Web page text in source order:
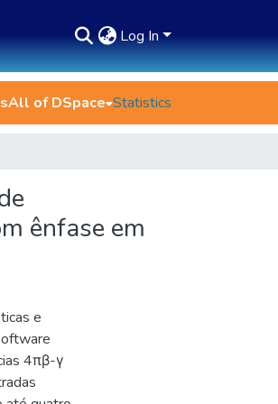
Log In
All of DSpace Statistics
ênfase em
e
4πβ-γ